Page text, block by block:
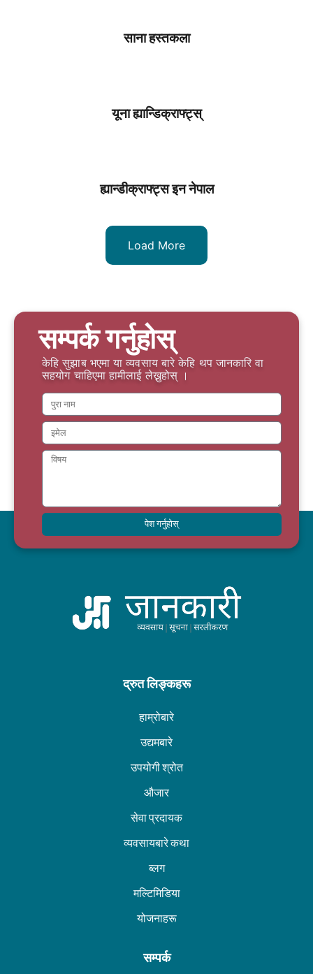
साना हस्तकला
यूना ह्यान्डिक्राफ्ट्स्
ह्यान्डीक्राफ्ट्स इन नेपाल
Load More
सम्पर्क गर्नुहोस्
केहि सुझाब भएमा या व्यवसाय बारे केहि थप जानकारि वा
सहयोग चाहिएमा हामीलाई लेख्नुहोस् ।
पेश गर्नुहोस्
द्रुत लिङ्कहरू
हाम्रोबारे
उद्यमबारे
उपयोगी श्रोत
औजार
सेवा प्रदायक
व्यवसायबारे कथा
ब्लग
मल्टिमिडिया
योजनाहरू
सम्पर्क